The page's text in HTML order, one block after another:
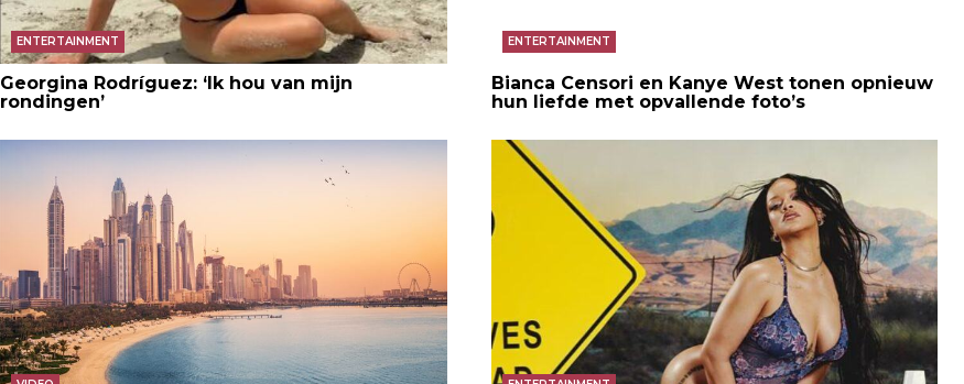
ENTERTAINMENT
Georgina Rodríguez: ‘Ik hou van mijn
rondingen’
ENTERTAINMENT
Bianca Censori en Kanye West tonen opnieuw
hun liefde met opvallende foto’s